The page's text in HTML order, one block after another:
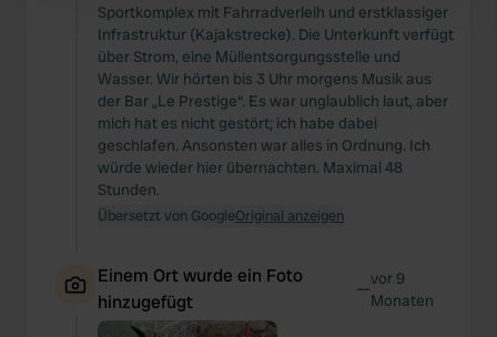
and set your preferences in thedetails section.
We use cookies to personalise content and ads, to
provide social media features and to analyse our traffic.
We also share information about your use of our site with
our social media, advertising and analytics partners who
may combine it with other information that you’ve
Sportkomplex mit Fahrradverleih und erstklassiger
Infrastruktur (Kajakstrecke). Die Unterkunft verfügt
über Strom, eine Müllentsorgungsstelle und
Wasser. Wir hörten bis 3 Uhr morgens Musik aus
der Bar „Le Prestige“. Es war unglaublich laut, aber
mich hat es nicht gestört; ich habe dabei
geschlafen. Ansonsten war alles in Ordnung. Ich
würde wieder hier übernachten. Maximal 48
Stunden.
Übersetzt von GoogleOriginal anzeigen
Einem Ort wurde ein Foto
hinzugefügt
—vor 9
Monaten